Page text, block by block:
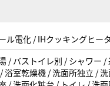
ル電化 / IHクッキングヒー
/ バストイレ別 / シャワー /
浴室乾燥機 / 洗面所独立 /